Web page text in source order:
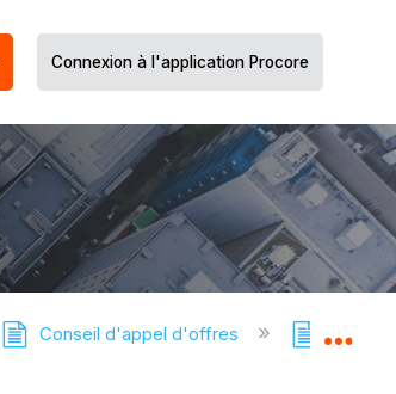
Connexion à l'application Procore
Conseil d'appel d'offres